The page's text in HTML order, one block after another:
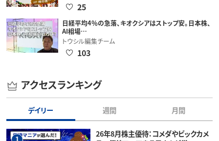
25
日経平均4％の急落、キオクシアはストップ安。日本株、
AI相場…
トウシル編集チーム
103
アクセスランキング
デイリー 週間 月間
1
26年8月株主優待：コメダやビックカメ